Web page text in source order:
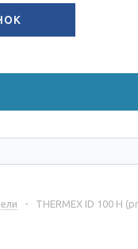
- THERMEX ID 100 H